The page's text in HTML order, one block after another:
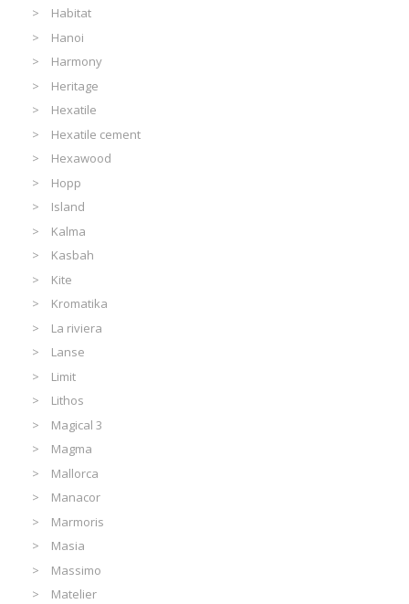
Habitat
Hanoi
Harmony
Heritage
Hexatile
Hexatile cement
Hexawood
Hopp
Island
Kalma
Kasbah
Kite
Kromatika
La riviera
Lanse
Limit
Lithos
Magical 3
Magma
Mallorca
Manacor
Marmoris
Masia
Massimo
Matelier